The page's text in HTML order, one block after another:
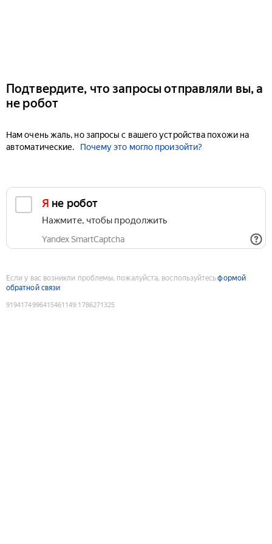
Подтвердите, что запросы отправляли вы, а
не робот
Нам очень жаль, но запросы с вашего устройства похожи на
автоматические.
Почему это могло произойти?
Я не робот
Нажмите, чтобы продолжить
Yandex SmartCaptcha
Если у вас возникли проблемы, пожалуйста, воспользуйтесьформой
обратной связи
9194174996415461149:1786271325